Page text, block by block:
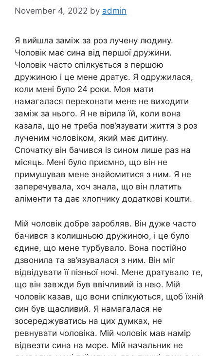
November 4, 2022 by admin
Я вийшла заміж за роз лучену людину.
Чоловік має сина від першої дружини.
Чоловік часто спілкується з першою
дружиною і це мене дратує. Я одружилася,
коли мені було 24 роки. Моя мати
намагалася переконати мене не виходити
заміж за нього. Я не вірила їй, коли вона
казала, що не треба пов’язувати життя з роз
лученим чоловіком, який має дитину.
Спочатку він бачився із сином лише раз на
місяць. Мені було приємно, що він не
примушував мене знайомитися з ним. Я не
заперечувала, хоч знала, що він платить
аліменти та дає хлопчику додаткові кошти.
Мій чоловік добре заробляв. Він дуже часто
бачився з колишньою дружиною, і це було
єдине, що мене турбувало. Вона постійно
дзвонила та зв’язувалася з ним. Він міг
відвідувати її пізньої ночі. Мене дратувало те,
що він завжди був ввічливий із нею. Мій
чоловік казав, що вони спілкуються, щоб їхній
син був щасливий. Я намагалася не
зосереджуватись на цих думках, не
ревнувати чоловіка. Мій чоловік мав намір
відвезти сина на море. Мій начальник не